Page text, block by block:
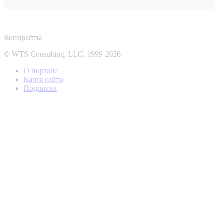
Копирайты
© WTS Consulting, LLC, 1999-2026
О портале
Карта сайта
Подписка